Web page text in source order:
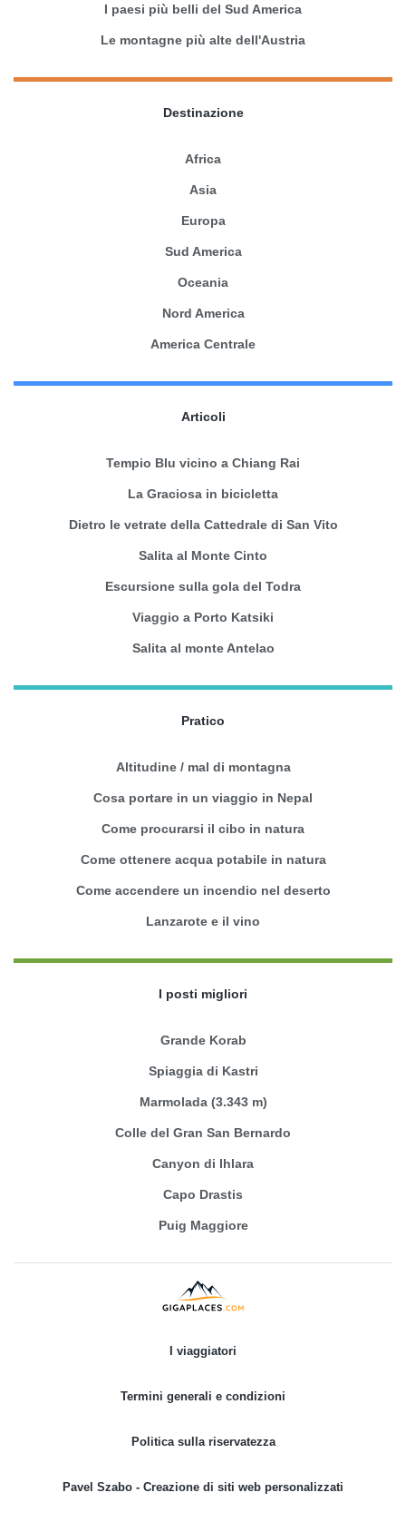
I paesi più belli del Sud America
Le montagne più alte dell'Austria
Destinazione
Africa
Asia
Europa
Sud America
Oceania
Nord America
America Centrale
Articoli
Tempio Blu vicino a Chiang Rai
La Graciosa in bicicletta
Dietro le vetrate della Cattedrale di San Vito
Salita al Monte Cinto
Escursione sulla gola del Todra
Viaggio a Porto Katsiki
Salita al monte Antelao
Pratico
Altitudine / mal di montagna
Cosa portare in un viaggio in Nepal
Come procurarsi il cibo in natura
Come ottenere acqua potabile in natura
Come accendere un incendio nel deserto
Lanzarote e il vino
I posti migliori
Grande Korab
Spiaggia di Kastri
Marmolada (3.343 m)
Colle del Gran San Bernardo
Canyon di Ihlara
Capo Drastis
Puig Maggiore
I viaggiatori
Termini generali e condizioni
Politica sulla riservatezza
Pavel Szabo - Creazione di siti web personalizzati